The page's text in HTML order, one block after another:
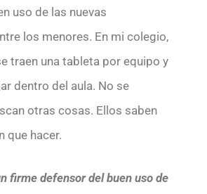
uso de las nuevas
los menores. En mi colegio,
traen una tableta por equipo y
dentro del aula. No se
otras cosas. Ellos saben
que hacer.
firme defensor del buen uso de